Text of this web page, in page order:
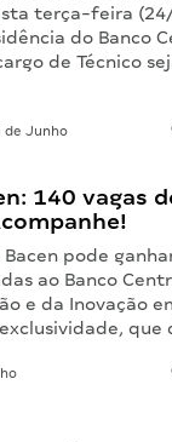
terça-feira
do Banco
de Técnico
de Junho
140 vagas
Bacen pode
ao Banco
e da Inovação
que